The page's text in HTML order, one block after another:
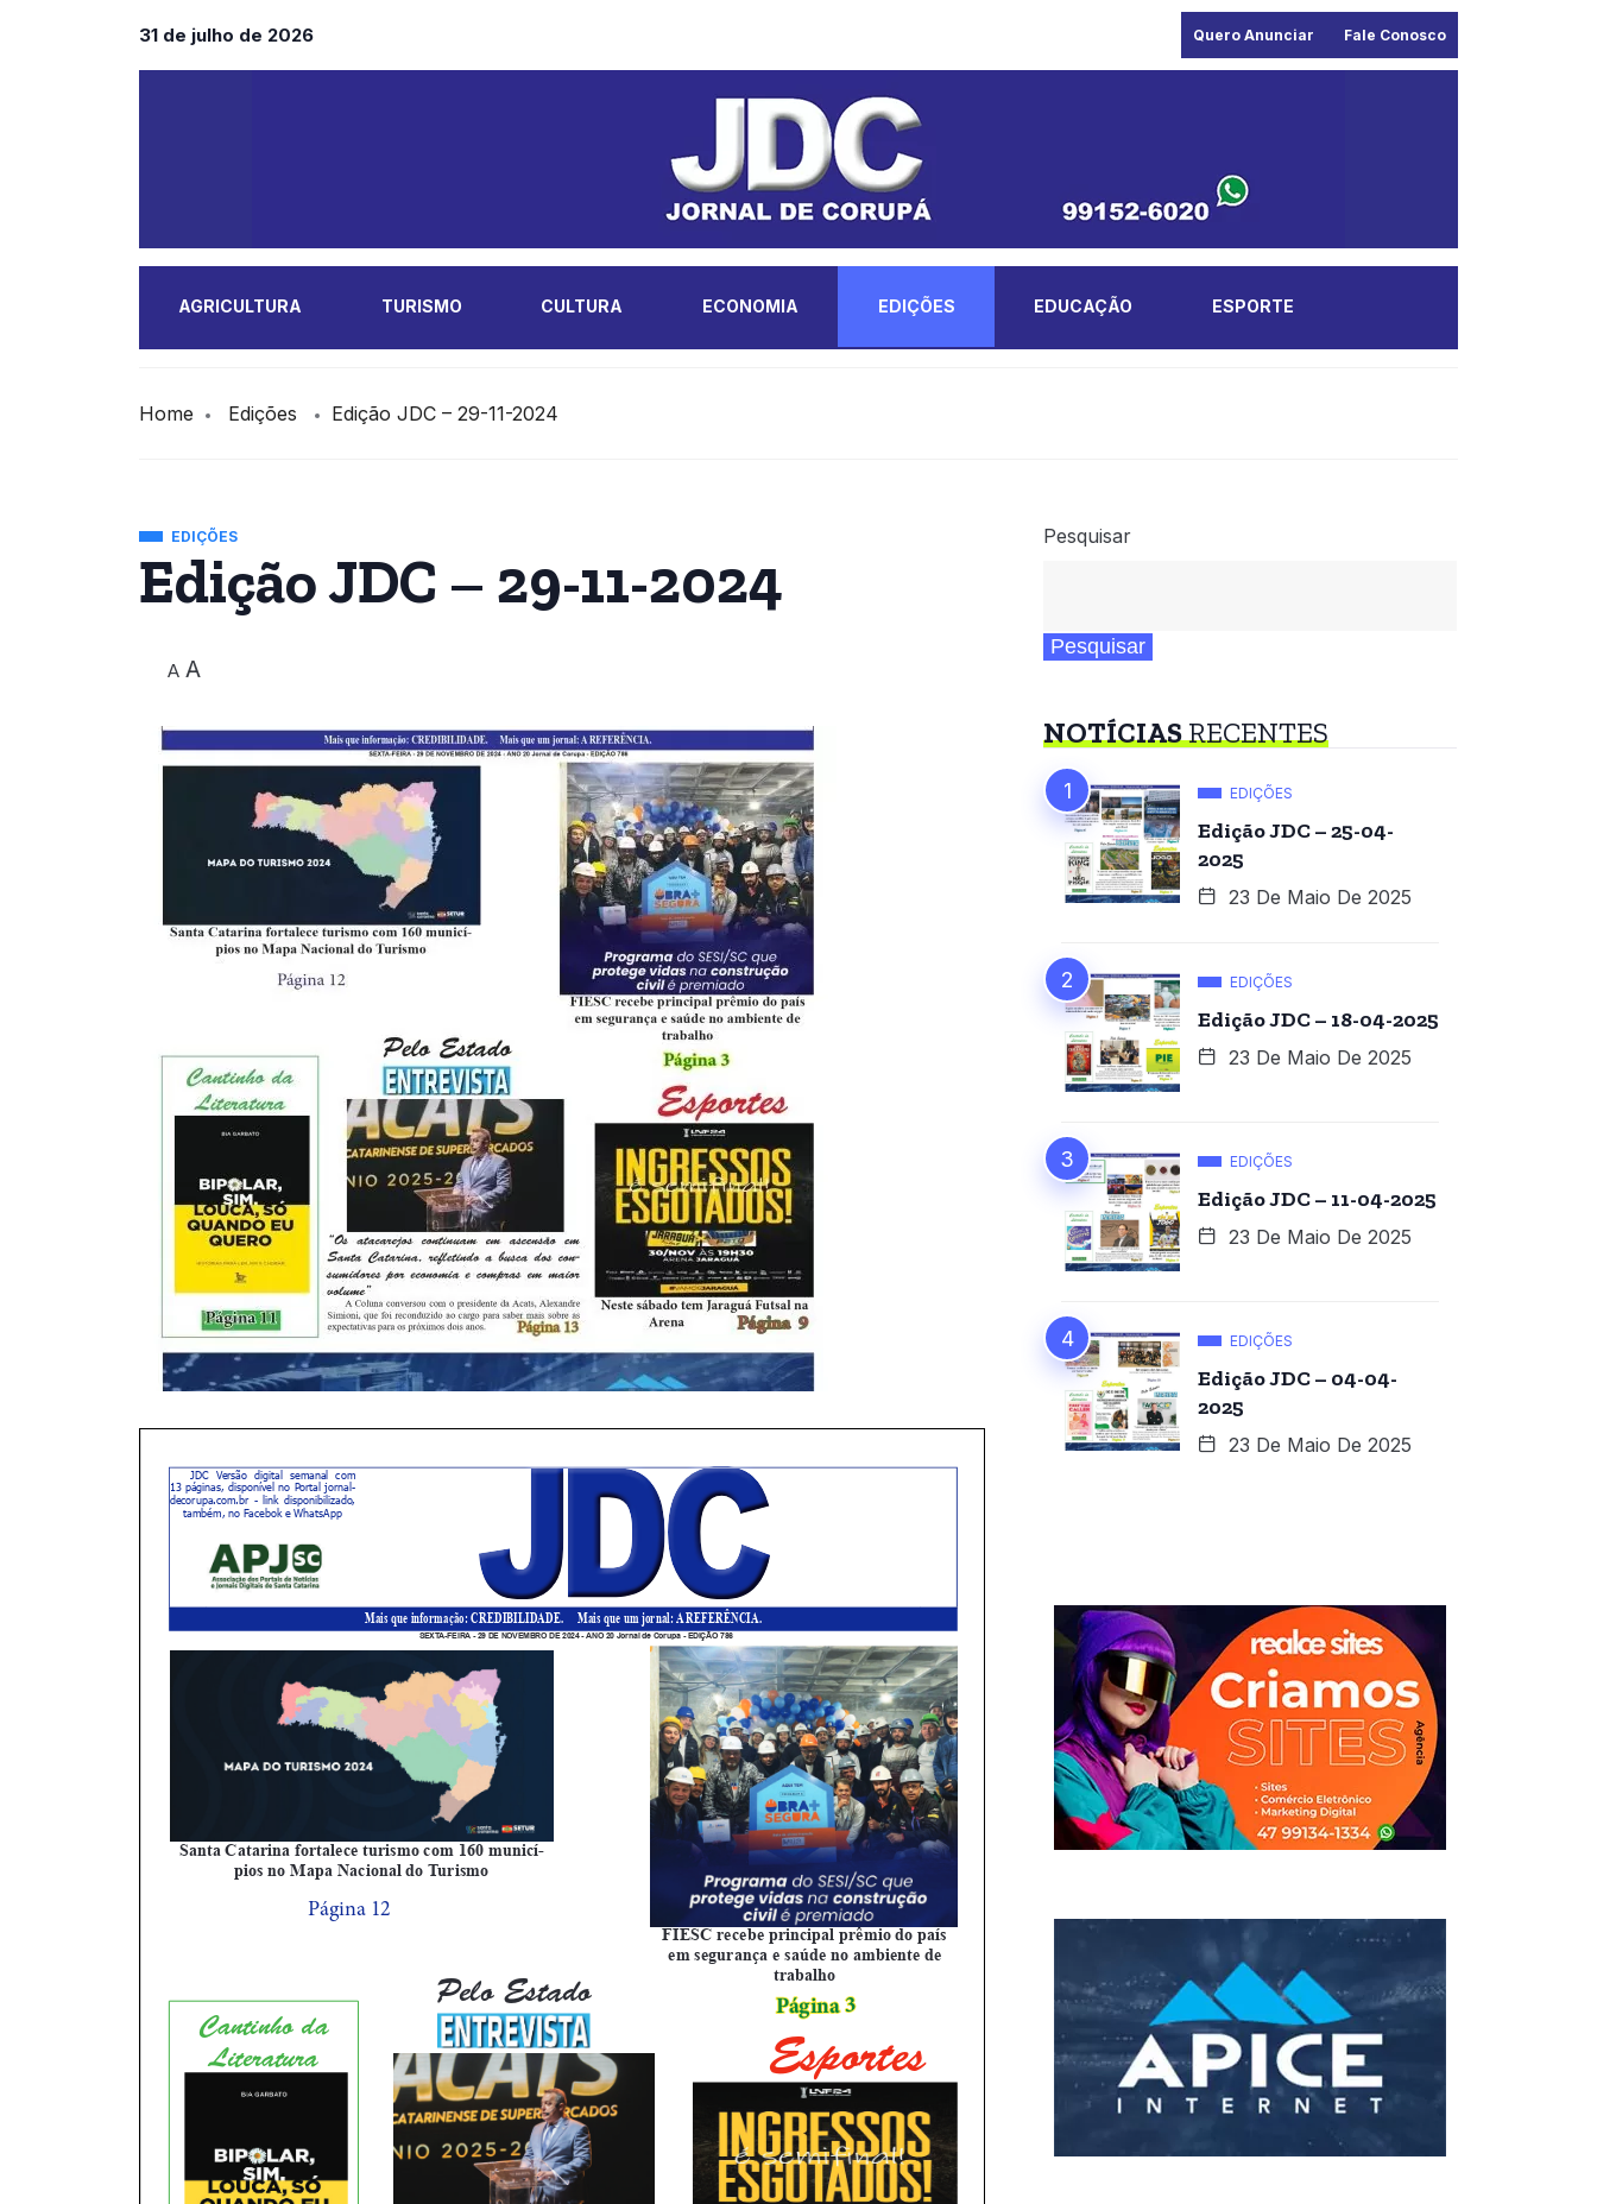
31 de julho de 2026 Quero Anunciar Fale Conosco
AGRICULTURA TURISMO CULTURA ECONOMIA EDIÇÕES EDUCAÇÃO ESPORTE
Home Edições Edição JDC – 29-11-2024
EDIÇÕES
Edição JDC – 29-11-2024
A A
Pesquisar
Pesquisar
NOTÍCIASRECENTES
EDIÇÕES
Edição JDC – 25-04-
2025
23 De Maio De 2025
EDIÇÕES
Edição JDC – 18-04-2025
23 De Maio De 2025
EDIÇÕES
Edição JDC – 11-04-2025
23 De Maio De 2025
EDIÇÕES
Edição JDC – 04-04-
2025
23 De Maio De 2025